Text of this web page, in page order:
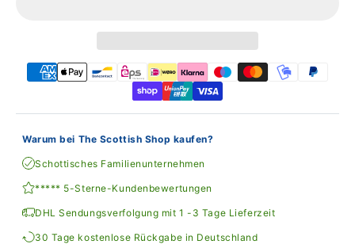
Warum bei The Scottish Shop kaufen?
Schottisches Familienunternehmen
***** 5-Sterne-Kundenbewertungen
DHL Sendungsverfolgung mit 1 -3 Tage Lieferzeit
30 Tage kostenlose Rückgabe in Deutschland